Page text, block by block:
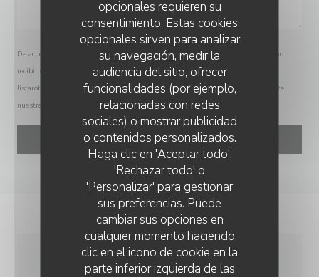
opcionales requieren su
consentimiento. Estas cookies
opcionales sirven para analizar
su navegación, medir la
audiencia del sitio, ofrecer
funcionalidades (por ejemplo,
relacionadas con redes
sociales) o mostrar publicidad
o contenidos personalizados.
Haga clic en 'Aceptar todo',
'Rechazar todo' o
'Personalizar' para gestionar
sus preferencias. Puede
cambiar sus opciones en
cualquier momento haciendo
clic en el icono de cookie en la
parte inferior izquierda de las
De acuerdo con la normativa de protección de datos, puede ejercer su derecho a no
recibir comunicaciones comerciales inscribiéndose en la Lista Robinson:
listarobinson.es
. Para más información sobre el tratamiento de sus datos, consulte
nuestra
política de privacidad.